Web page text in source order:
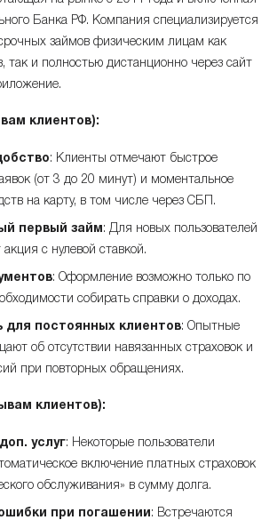
Банка РФ. Компания специализируется
займов физическим лицам как
так и полностью дистанционно через сайт
клиентов):
: Клиенты отмечают быстрое
(от 3 до 20 минут) и моментальное
на карту, в том числе через СБП.
первый займ: Для новых пользователей
акция с нулевой ставкой.
: Оформление возможно только по
собирать справки о доходах.
для постоянных клиентов: Опытные
об отсутствии навязанных страховок и
при повторных обращениях.
клиентов):
услуг: Некоторые пользователи
включение платных страховок
обслуживания» в сумму долга.
при погашении: Встречаются